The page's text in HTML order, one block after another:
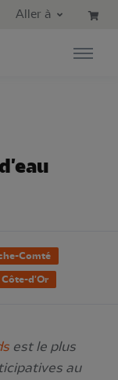
principal
Aller à
Comté
Côte-d'Or
est le plus
au